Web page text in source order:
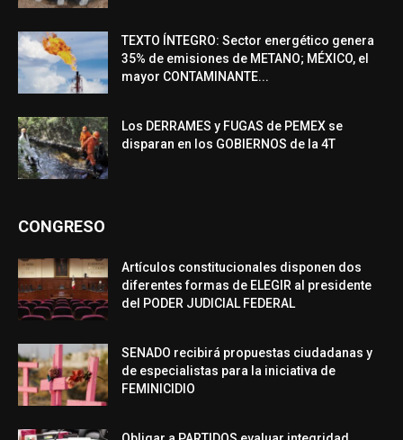
TEXTO ÍNTEGRO: Sector energético genera
35% de emisiones de METANO; MÉXICO, el
mayor CONTAMINANTE...
Los DERRAMES y FUGAS de PEMEX se
disparan en los GOBIERNOS de la 4T
CONGRESO
Artículos constitucionales disponen dos
diferentes formas de ELEGIR al presidente
del PODER JUDICIAL FEDERAL
SENADO recibirá propuestas ciudadanas y
de especialistas para la iniciativa de
FEMINICIDIO